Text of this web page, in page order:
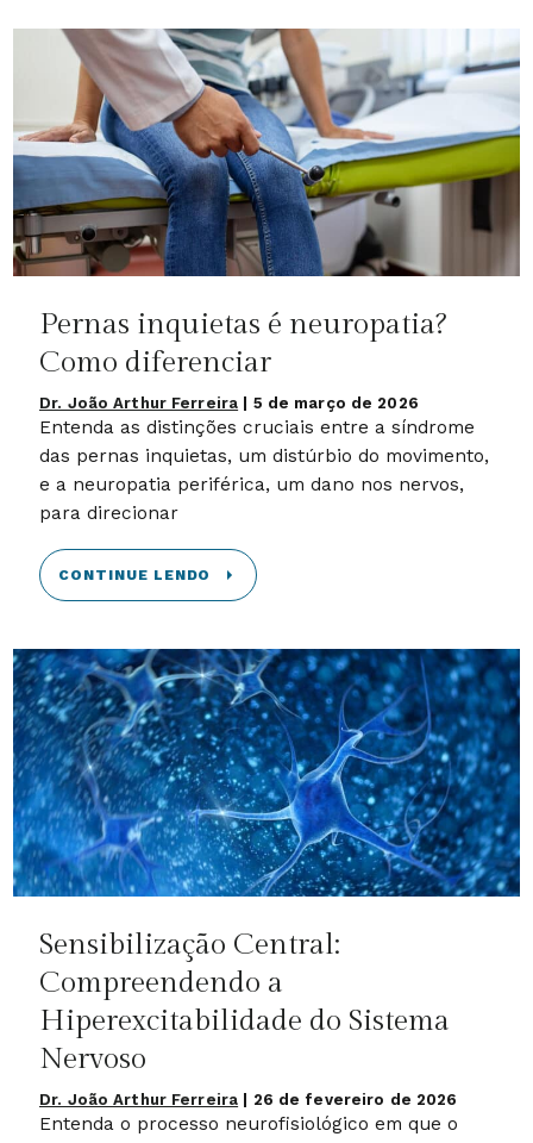
Pernas inquietas é neuropatia?
Como diferenciar
Dr. João Arthur Ferreira 5 de março de 2026
Entenda as distinções cruciais entre a síndrome
das pernas inquietas, um distúrbio do movimento,
e a neuropatia periférica, um dano nos nervos,
para direcionar
CONTINUE LENDO
Sensibilização Central:
Compreendendo a
Hiperexcitabilidade do Sistema
Nervoso
Dr. João Arthur Ferreira 26 de fevereiro de 2026
Entenda o processo neurofisiológico em que o